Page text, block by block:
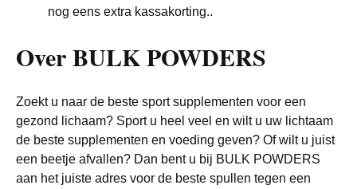
nog eens extra kassakorting..
Over BULK POWDERS
Zoekt u naar de beste sport supplementen voor een
gezond lichaam? Sport u heel veel en wilt u uw lichtaam
de beste supplementen en voeding geven? Of wilt u juist
een beetje afvallen? Dan bent u bij BULK POWDERS
aan het juiste adres voor de beste spullen tegen een